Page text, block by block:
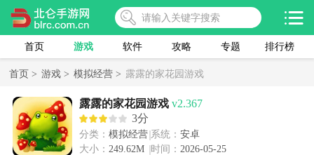
首页 游戏 软件 攻略 专题 排行榜
首页 > 游戏 > 模拟经营 > 露露的家花园游戏
露露的家花园游戏 v2.367
3分
分类： 模拟经营 系统： 安卓
大小： 249.62M 时间： 2026-05-25